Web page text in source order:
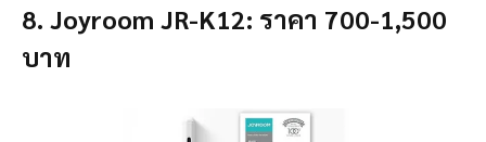
8. Joyroom JR-K12: ราคา 700-1,500
บาท